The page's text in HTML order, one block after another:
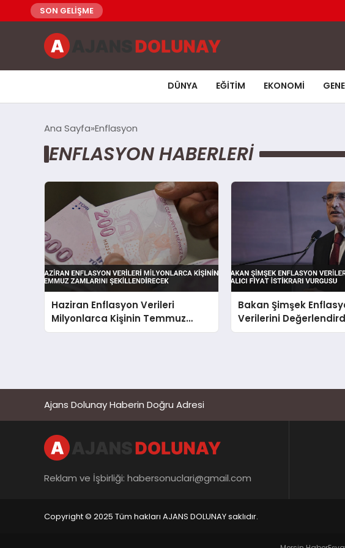
SON GELİŞME
DÜNYA EĞITIM EKONOMI
Ana Sayfa Enflasyon
ENFLASYON HABERLERI
Haziran Enflasyon Verileri
Milyonlarca Kişinin Temmuz
Zamlarını Şekillendirecek
Bakan Şimşek
Verilerini
Fiyat İstikrarı Vurgusu
Ajans Dolunay Haberin Doğru Adresi
Reklam ve İşbirliği: habersonuclari@gmail.com
Copyright © 2025 Tüm hakları AJANS DOLUNAY saklıdır.